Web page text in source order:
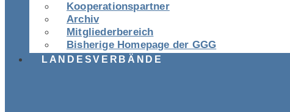
Kooperationspartner
Archiv
Mitgliederbereich
Bisherige Homepage der GGG
LANDESVERBÄNDE